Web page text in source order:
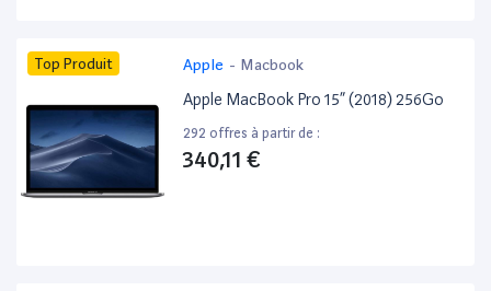
Top Produit Apple - Macbook
Apple MacBook Pro 15” (2018) 256Go
292 offres à partir de :
340,11 €